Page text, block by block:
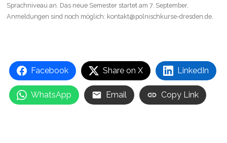
Sprachniveau an. Das neue Semester startet am 7. September,
Anmeldungen sind noch möglich: kontakt@polnischkurse-dresden.de.
Facebook Share on X LinkedIn
WhatsApp Email Copy Link